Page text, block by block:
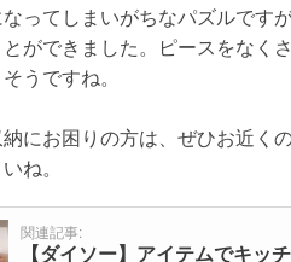
ってしまいがちなパズルです
ができました。ピースをなく
うですね。
にお困りの方は、ぜひお近く
ね。
関連記事:
【ダイソー】アイテムでキッ